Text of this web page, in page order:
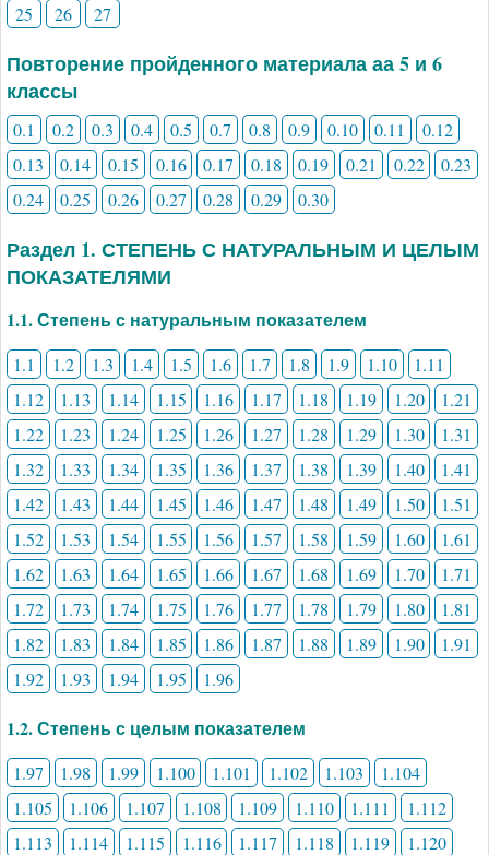
25
26 27
Повторение пройденного материала аа 5 и 6
классы
0.1 0.2 0.3 0.4 0.5 0.7 0.8 0.9 0.10 0.11
0.12
0.13
0.14 0.15 0.16 0.17 0.18 0.19 0.21 0.22
0.23
0.24
0.25 0.26 0.27 0.28 0.29 0.30
Раздел 1. СТЕПЕНЬ С НАТУРАЛЬНЫМ И ЦЕЛЫМ
ПОКАЗАТЕЛЯМИ
1.1. Степень с натуральным показателем
1.1 1.2 1.3 1.4 1.5 1.6 1.7 1.8 1.9 1.10
1.11
1.12
1.13 1.14 1.15 1.16 1.17 1.18 1.19 1.20
1.21
1.22
1.23 1.24 1.25 1.26 1.27 1.28 1.29 1.30
1.31
1.32
1.33 1.34 1.35 1.36 1.37 1.38 1.39 1.40
1.41
1.42
1.43 1.44 1.45 1.46 1.47 1.48 1.49 1.50
1.51
1.52
1.53 1.54 1.55 1.56 1.57 1.58 1.59 1.60
1.61
1.62
1.63 1.64 1.65 1.66 1.67 1.68 1.69 1.70
1.71
1.72
1.73 1.74 1.75 1.76 1.77 1.78 1.79 1.80
1.81
1.82
1.83 1.84 1.85 1.86 1.87 1.88 1.89 1.90
1.91
1.92
1.93 1.94 1.95 1.96
1.2. Степень с целым показателем
1.97 1.98 1.99 1.100 1.101 1.102 1.103
1.104
1.105
1.106 1.107 1.108 1.109 1.110 1.111
1.112
1.113
1.114 1.115 1.116 1.117 1.118 1.119 1.120